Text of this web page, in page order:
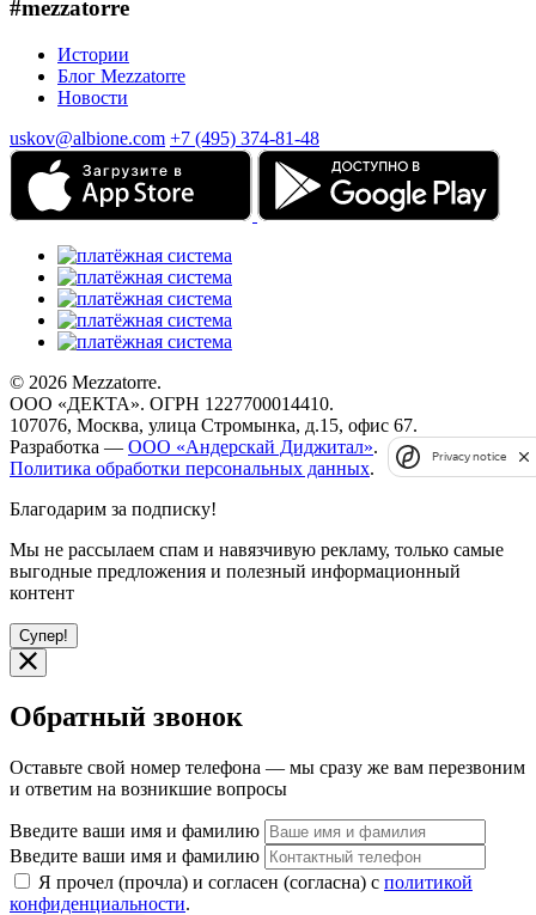
#mezzatorre
Истории
Блог Mezzatorre
Новости
uskov@albione.com +7 (495) 374-81-48
© 2026 Mezzatorre.
ООО «ДЕКТА». ОГРН 1227700014410.
107076, Москва, улица Стромынка, д.15, офис 67.
Разработка — ООО «Андерскай Диджитал».
Политика обработки персональных данных.
Благодарим за подписку!
Мы не рассылаем спам и навязчивую рекламу, только самые
выгодные предложения и полезный информационный
контент
Супер!
Обратный звонок
Оставьте свой номер телефона — мы сразу же вам перезвоним
и ответим на возникшие вопросы
Введите ваши имя и фамилию
Введите ваши имя и фамилию
Я прочел (прочла) и согласен (согласна) с политикой
конфиденциальности.
Privacy notice